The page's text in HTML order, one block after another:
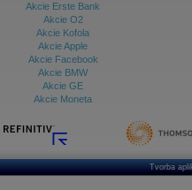
Akcie Erste Bank
Akcie O2
Akcie Kofola
Akcie Apple
Akcie Facebook
Akcie BMW
Akcie GE
Akcie Moneta
Tvorba